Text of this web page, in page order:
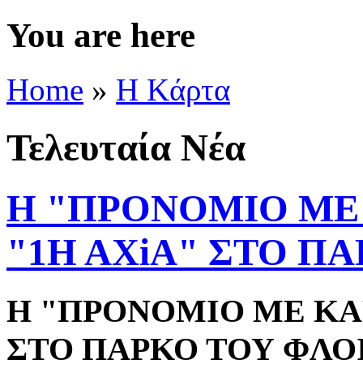
You are here
Home » Η Kάρτα
Τελευταία Νέα
H "ΠΡΟΝΟΜΙΟ ΜΕ
"1Η ΑΧiΑ" ΣΤΟ
H "ΠΡΟΝΟΜΙΟ ΜΕ
ΣΤΟ ΠΑΡΚΟ ΤΟΥ